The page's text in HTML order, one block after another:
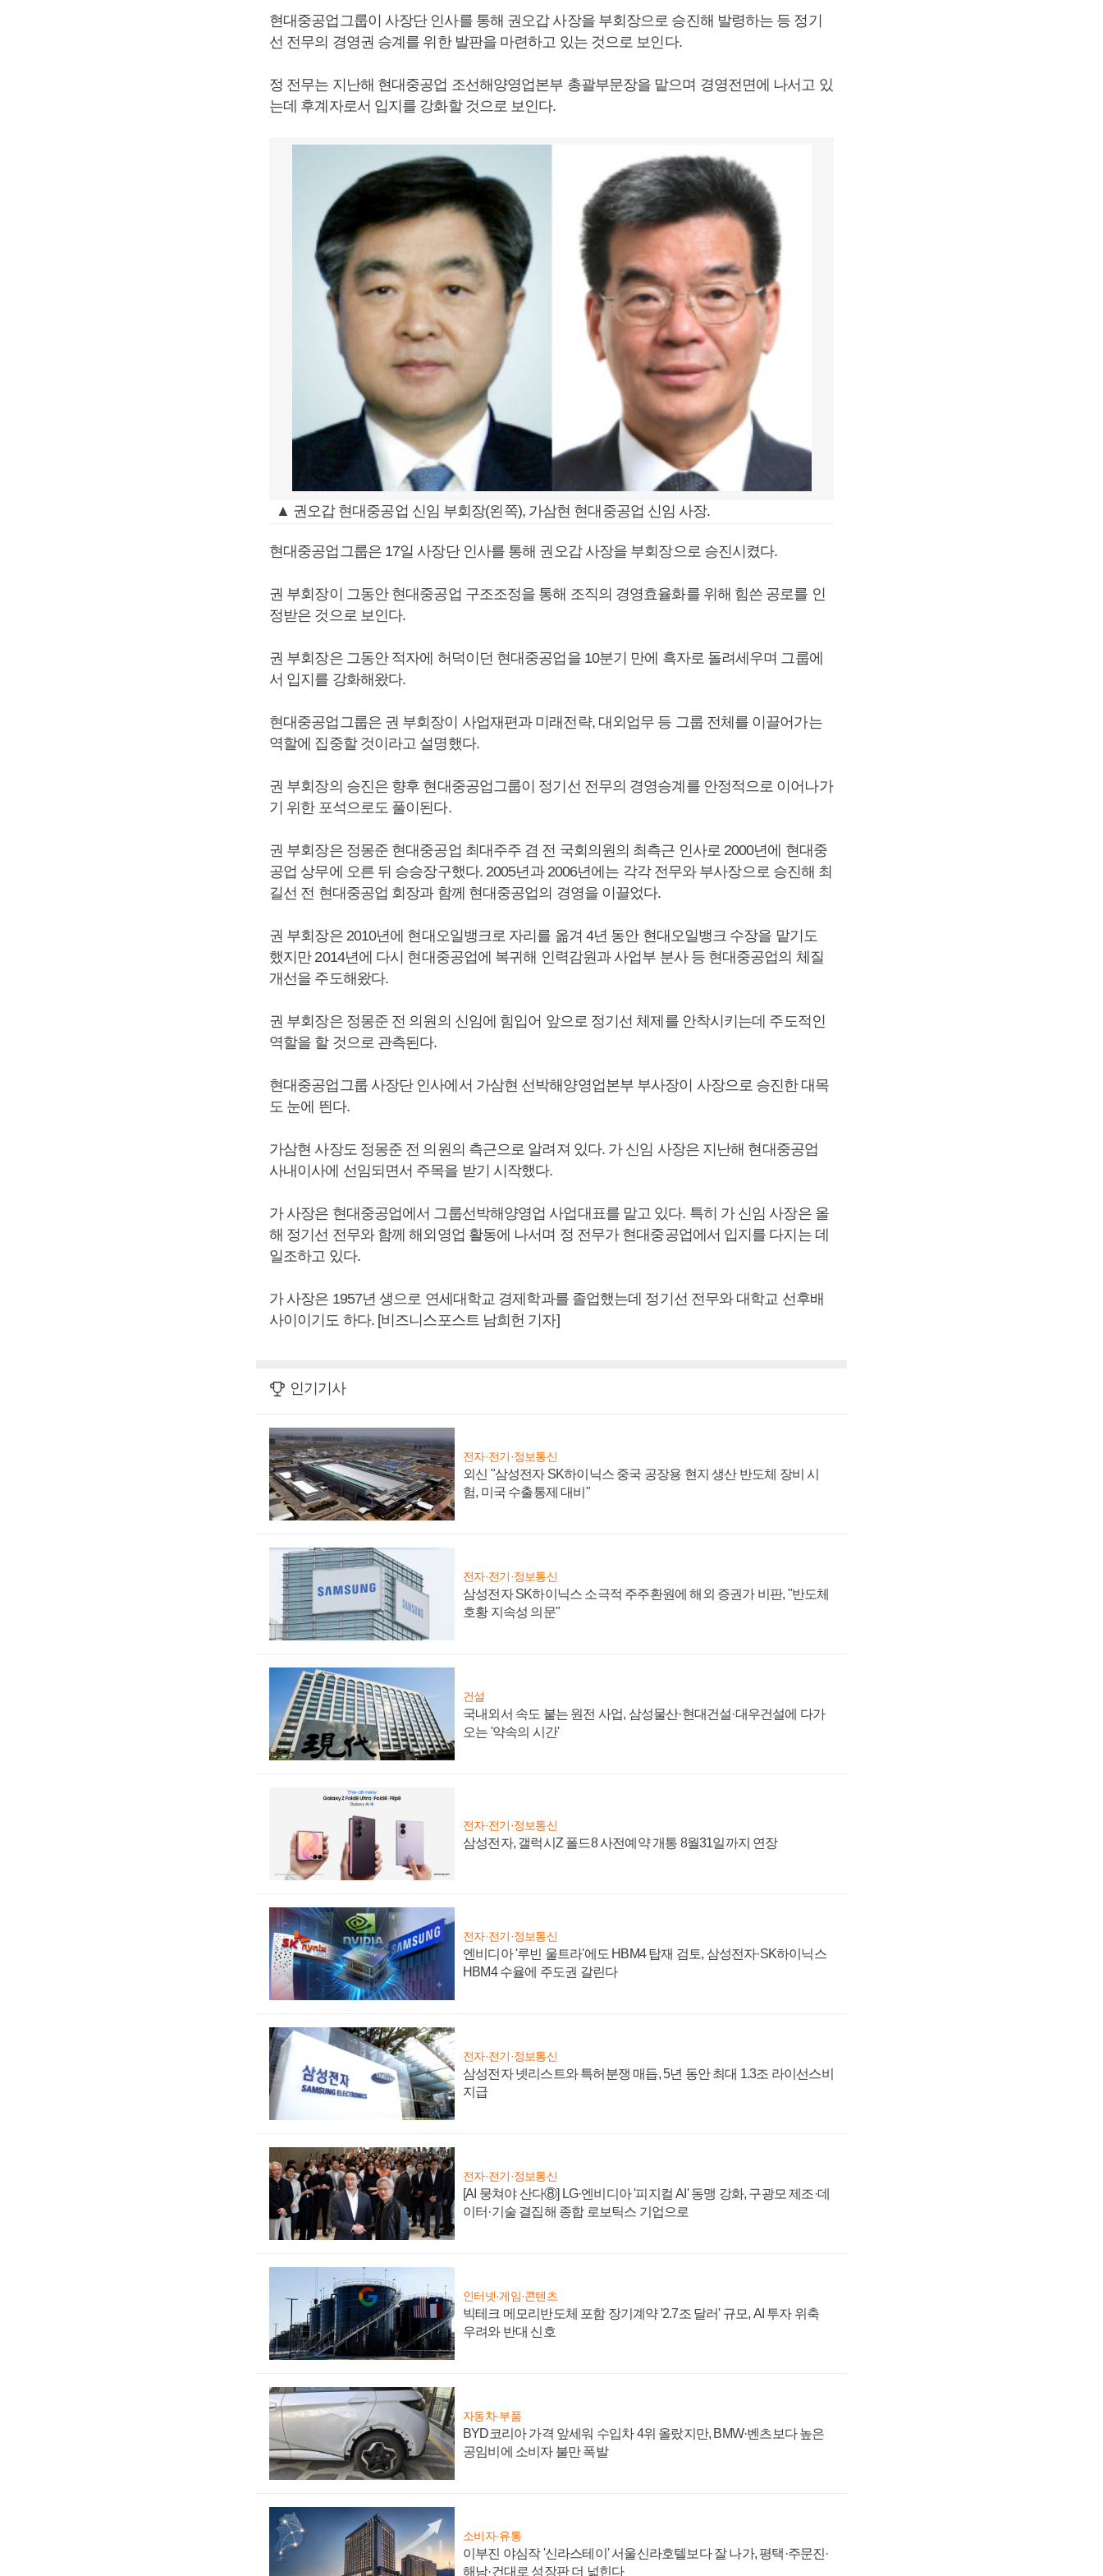
현대중공업그룹이 사장단 인사를 통해 권오갑 사장을 부회장으로 승진해 발령하는 등 정기
선 전무의 경영권 승계를 위한 발판을 마련하고 있는 것으로 보인다.
정 전무는 지난해 현대중공업 조선해양영업본부 총괄부문장을 맡으며 경영전면에 나서고 있
는데 후계자로서 입지를 강화할 것으로 보인다.
▲ 권오갑 현대중공업 신임 부회장(왼쪽), 가삼현 현대중공업 신임 사장.
현대중공업그룹은 17일 사장단 인사를 통해 권오갑 사장을 부회장으로 승진시켰다.
권 부회장이 그동안 현대중공업 구조조정을 통해 조직의 경영효율화를 위해 힘쓴 공로를 인
정받은 것으로 보인다.
권 부회장은 그동안 적자에 허덕이던 현대중공업을 10분기 만에 흑자로 돌려세우며 그룹에
서 입지를 강화해왔다.
현대중공업그룹은 권 부회장이 사업재편과 미래전략, 대외업무 등 그룹 전체를 이끌어가는
역할에 집중할 것이라고 설명했다.
권 부회장의 승진은 향후 현대중공업그룹이 정기선 전무의 경영승계를 안정적으로 이어나가
기 위한 포석으로도 풀이된다.
권 부회장은 정몽준 현대중공업 최대주주 겸 전 국회의원의 최측근 인사로 2000년에 현대중
공업 상무에 오른 뒤 승승장구했다. 2005년과 2006년에는 각각 전무와 부사장으로 승진해 최
길선 전 현대중공업 회장과 함께 현대중공업의 경영을 이끌었다.
권 부회장은 2010년에 현대오일뱅크로 자리를 옮겨 4년 동안 현대오일뱅크 수장을 맡기도
했지만 2014년에 다시 현대중공업에 복귀해 인력감원과 사업부 분사 등 현대중공업의 체질
개선을 주도해왔다.
권 부회장은 정몽준 전 의원의 신임에 힘입어 앞으로 정기선 체제를 안착시키는데 주도적인
역할을 할 것으로 관측된다.
현대중공업그룹 사장단 인사에서 가삼현 선박해양영업본부 부사장이 사장으로 승진한 대목
도 눈에 띈다.
가삼현 사장도 정몽준 전 의원의 측근으로 알려져 있다. 가 신임 사장은 지난해 현대중공업
사내이사에 선임되면서 주목을 받기 시작했다.
가 사장은 현대중공업에서 그룹선박해양영업 사업대표를 맡고 있다. 특히 가 신임 사장은 올
해 정기선 전무와 함께 해외영업 활동에 나서며 정 전무가 현대중공업에서 입지를 다지는 데
일조하고 있다.
가 사장은 1957년 생으로 연세대학교 경제학과를 졸업했는데 정기선 전무와 대학교 선후배
사이이기도 하다. [비즈니스포스트 남희헌 기자]
인기기사
전자·전기·정보통신
외신 "삼성전자 SK하이닉스 중국 공장용 현지 생산 반도체 장비 시
험, 미국 수출통제 대비"
전자·전기·정보통신
삼성전자 SK하이닉스 소극적 주주환원에 해외 증권가 비판, "반도체
호황 지속성 의문"
건설
국내외서 속도 붙는 원전 사업, 삼성물산·현대건설·대우건설에 다가
오는 '약속의 시간'
전자·전기·정보통신
삼성전자, 갤럭시Z 폴드8 사전예약 개통 8월31일까지 연장
전자·전기·정보통신
엔비디아 '루빈 울트라'에도 HBM4 탑재 검토, 삼성전자·SK하이닉스
HBM4 수율에 주도권 갈린다
전자·전기·정보통신
삼성전자 넷리스트와 특허분쟁 매듭, 5년 동안 최대 1.3조 라이선스비
지급
전자·전기·정보통신
[AI 뭉쳐야 산다⑧] LG·엔비디아 '피지컬 AI' 동맹 강화, 구광모 제조·데
이터·기술 결집해 종합 로보틱스 기업으로
인터넷·게임·콘텐츠
빅테크 메모리반도체 포함 장기계약 '2.7조 달러' 규모, AI 투자 위축
우려와 반대 신호
자동차·부품
BYD코리아 가격 앞세워 수입차 4위 올랐지만, BMW·벤츠보다 높은
공임비에 소비자 불만 폭발
소비자·유통
이부진 야심작 '신라스테이' 서울신라호텔보다 잘 나가, 평택·주문진·
해남·건대로 성장판 더 넓힌다